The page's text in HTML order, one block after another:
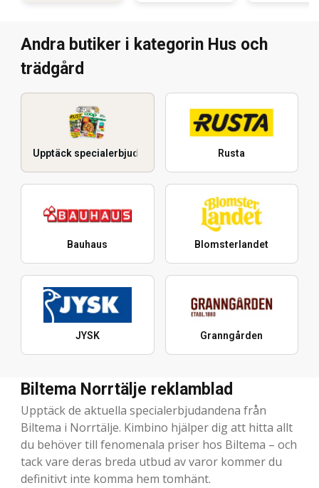
Andra butiker i kategorin Hus och
trädgård
Upptäck specialerbjudanden Rusta
Bauhaus Blomsterlandet
JYSK Granngården
Biltema Norrtälje reklamblad
Upptäck de aktuella specialerbjudandena från
Biltema i Norrtälje. Kimbino hjälper dig att hitta allt
du behöver till fenomenala priser hos Biltema – och
tack vare deras breda utbud av varor kommer du
definitivt inte komma hem tomhänt.